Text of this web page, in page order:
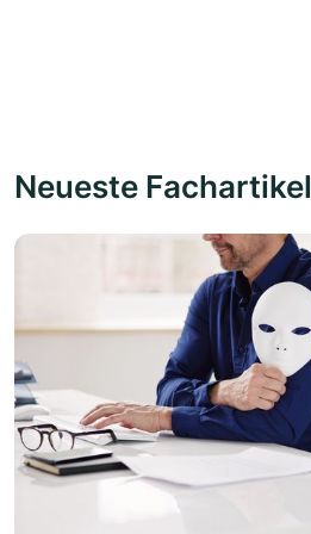
Neueste Fachartikel